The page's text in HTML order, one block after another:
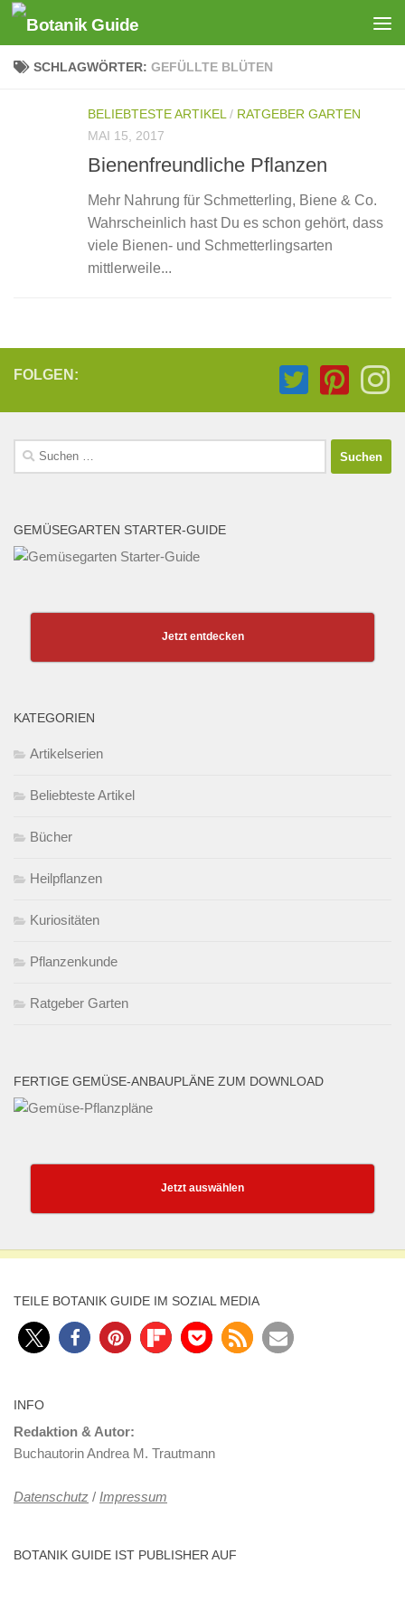
Zum Inhalt springen
SCHLAGWÖRTER: GEFÜLLTE BLÜTEN
BELIEBTESTE ARTIKEL / RATGEBER GARTEN
MAI 15, 2017
Bienenfreundliche Pflanzen
Mehr Nahrung für Schmetterling, Biene & Co.
Wahrscheinlich hast Du es schon gehört, dass
viele Bienen- und Schmetterlingsarten
mittlerweile...
FOLGEN:
Suchen
nach:
GEMÜSEGARTEN STARTER-GUIDE
Jetzt entdecken
KATEGORIEN
Artikelserien
Beliebteste Artikel
Bücher
Heilpflanzen
Kuriositäten
Pflanzenkunde
Ratgeber Garten
FERTIGE GEMÜSE-ANBAUPLÄNE ZUM DOWNLOAD
Jetzt auswählen
TEILE BOTANIK GUIDE IM SOZIAL MEDIA
INFO
Redaktion & Autor:
Buchautorin Andrea M. Trautmann
Datenschutz / Impressum
BOTANIK GUIDE IST PUBLISHER AUF